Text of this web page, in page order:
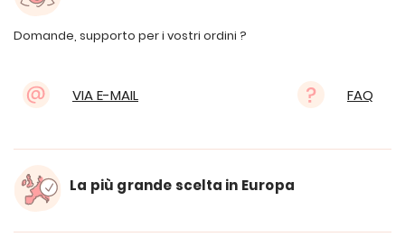
Domande, supporto per i vostri ordini ?
VIA E-MAIL FAQ
La più grande scelta in Europa